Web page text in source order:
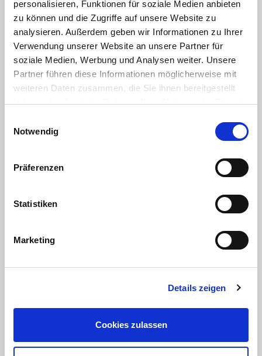
personalisieren, Funktionen für soziale Medien anbieten
zu können und die Zugriffe auf unsere Website zu
analysieren. Außerdem geben wir Informationen zu Ihrer
Verwendung unserer Website an unsere Partner für
soziale Medien, Werbung und Analysen weiter. Unsere
Partner führen diese Informationen möglicherweise mit
weiteren Daten zusammen, die Sie ihnen bereitgestellt
haben oder die sie im Rahmen Ihrer Nutzung der Dienste
Cookies, wenn Sie unsere Webseite weiterhin nutzen.
Notwendig
Präferenzen
Statistiken
Marketing
Details zeigen
Cookies zulassen
Internorga 2024 - GenussGARTEN -
Remagen sagt DANKE!
13.03.2024
liebe Kunden,
beweist jedes Jahr aufs Neue seine Qualitäten als
Weiterlesen